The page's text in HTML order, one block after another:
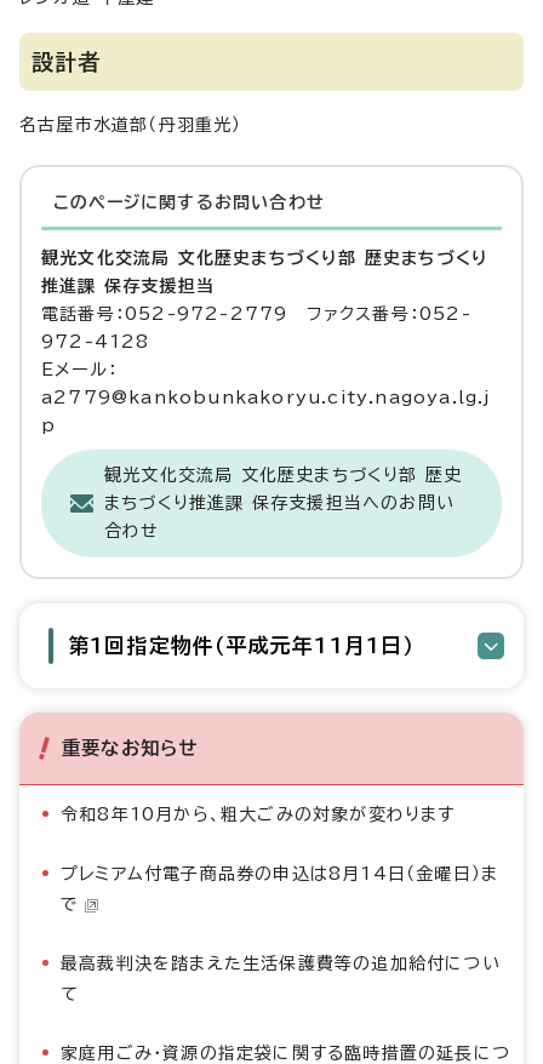
設計者
名古屋市水道部（丹羽重光）
このページに関する お問い合わせ
観光文化交流局 文化歴史まちづくり部 歴史まちづくり
推進課 保存支援担当
電話番号：052-972-2779 ファクス番号：052-
972-4128
Eメール：
a2779@kankobunkakoryu.city.nagoya.lg.j
p
観光文化交流局 文化歴史まちづくり部 歴史
まちづくり推進課 保存支援担当へのお問い
合わせ
第1回指定物件（平成元年11月1日）
重要なお知らせ
令和8年10月から、粗大ごみの対象が変わります
プレミアム付電子商品券の申込は8月14日（金曜日）ま
で
最高裁判決を踏まえた生活保護費等の追加給付につい
て
家庭用ごみ・資源の指定袋に関する臨時措置の延長につ